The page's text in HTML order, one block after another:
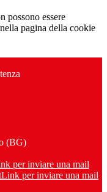
possono essere
pagina della cookie
(BG)
per inviare una mail
Link per inviare una mail